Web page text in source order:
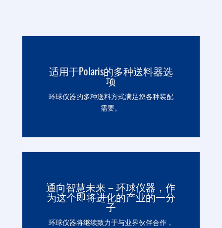
适用于Polaris的多种送料器选
项
环球仪器的多种送料方式满足您各种装配
需要。
通向智慧未来 – 环球仪器，作
为这个即将进化的产业的一分
子
环球仪器将继续致力于与业界伙伴合作，